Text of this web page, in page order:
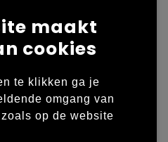
maakt
cookies
te klikken ga je
omgang van
op de website